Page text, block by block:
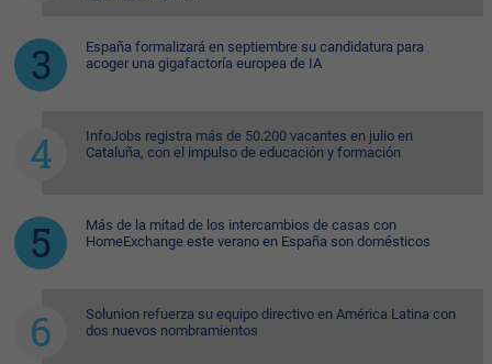
España formalizará en septiembre su candidatura para
acoger una gigafactoría europea de IA
InfoJobs registra más de 50.200 vacantes en julio en
Cataluña, con el impulso de educación y formación
Más de la mitad de los intercambios de casas con
HomeExchange este verano en España son domésticos
Solunion refuerza su equipo directivo en América Latina con
dos nuevos nombramientos